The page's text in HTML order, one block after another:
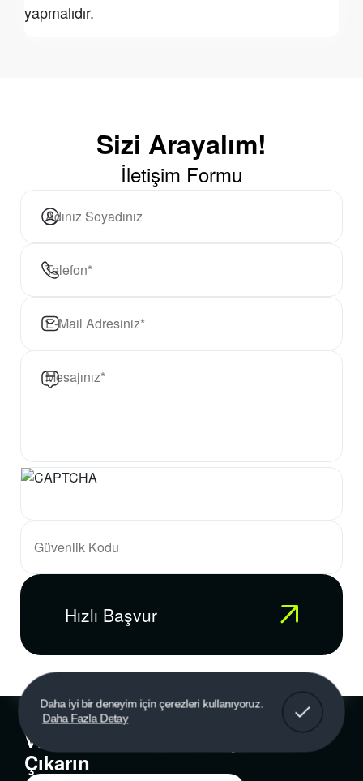
Daha iyi bir deneyim için çerezleri kullanıyoruz.
Daha Fazla Detay
Anladım!
yapmalıdır.
Sizi Arayalım!
İletişim Formu
Hızlı Başvur
Vizenizi
Siz
Çıkarın